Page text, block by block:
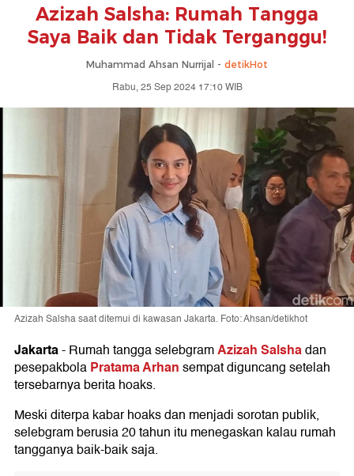
Azizah Salsha: Rumah Tangga
Saya Baik dan Tidak Terganggu!
Muhammad Ahsan Nurrijal - detikHot
Rabu, 25 Sep 2024 17:10 WIB
Azizah Salsha saat ditemui di kawasan Jakarta. Foto: Ahsan/detikhot
Jakarta-Rumah tangga selebgramAzizah Salshadan
pesepakbolaPratama Arhansempat diguncang setelah
tersebarnya berita hoaks.
Meski diterpa kabar hoaks dan menjadi sorotan publik,
selebgram berusia 20 tahun itu menegaskan kalau rumah
tangganya baik-baik saja.